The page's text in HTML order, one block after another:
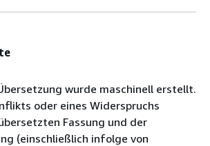
wurde maschinell erstellt.
oder eines Widerspruchs
Fassung und der
(einschließlich infolge von